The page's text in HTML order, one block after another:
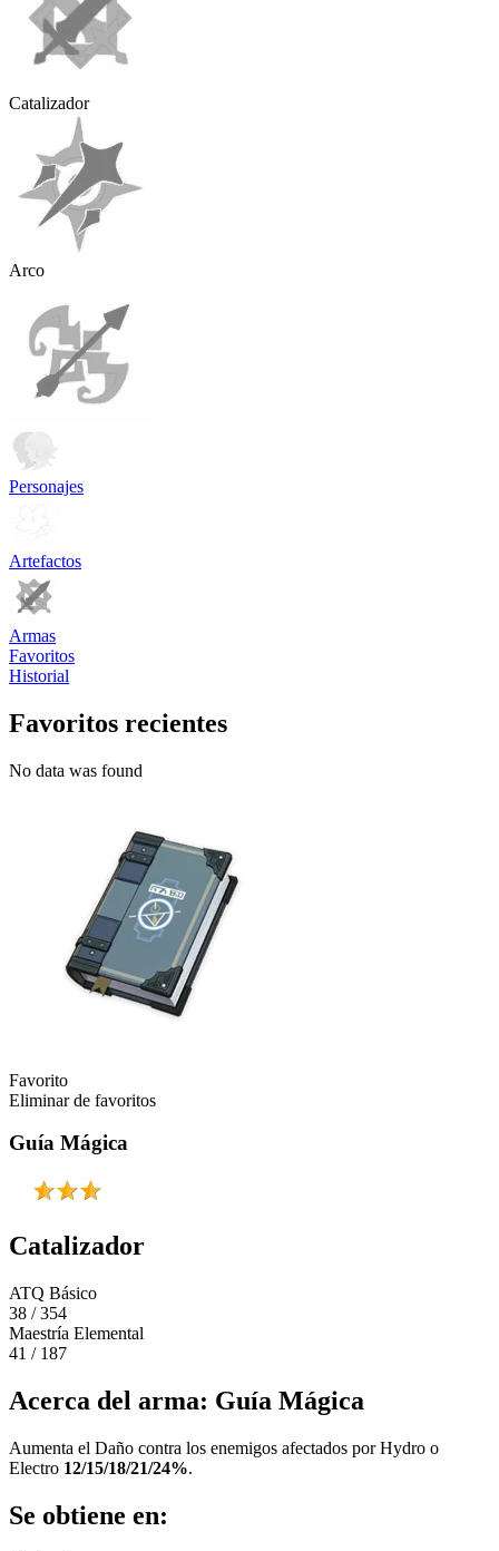
Catalizador
Arco
Personajes
Artefactos
Armas
Favoritos
Historial
Favoritos recientes
No data was found
Favorito
Eliminar de favoritos
Guía Mágica
Catalizador
ATQ Básico
38 / 354
Maestría Elemental
41 / 187
Acerca del arma: Guía Mágica
Aumenta el Daño contra los enemigos afectados por Hydro o
Electro 12/15/18/21/24%.
Se obtiene en: